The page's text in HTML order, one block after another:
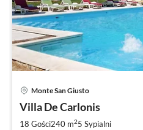
Monte San Giusto
Villa De Carlonis
18 Gości240 m25 Sypialni